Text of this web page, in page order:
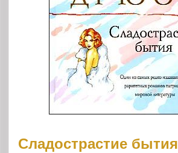
Сладострастие бытия